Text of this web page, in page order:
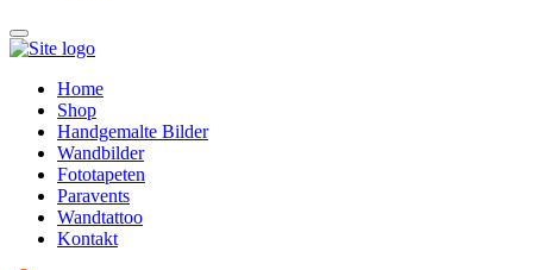
Home
Shop
Handgemalte Bilder
Wandbilder
Fototapeten
Paravents
Wandtattoo
Kontakt